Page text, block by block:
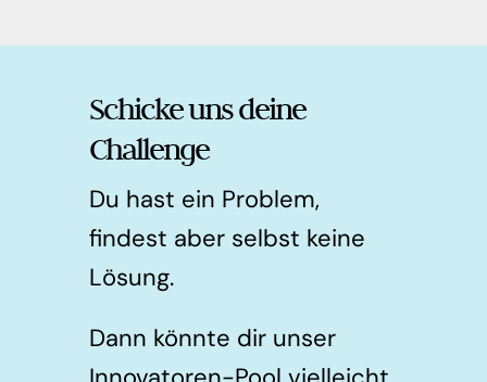
Schicke uns deine
Challenge
Du hast ein Problem,
findest aber selbst keine
Lösung.
Dann könnte dir unser